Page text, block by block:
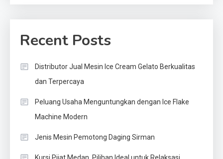
Recent Posts
Distributor Jual Mesin Ice Cream Gelato Berkualitas
dan Terpercaya
Peluang Usaha Menguntungkan dengan Ice Flake
Machine Modern
Jenis Mesin Pemotong Daging Sirman